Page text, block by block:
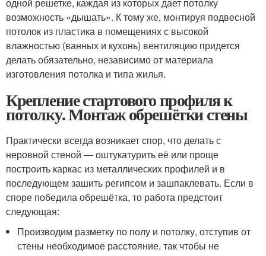
одной решетке, каждая из которых дает потолку
возможность «дышать». К тому же, монтируя подвесной
потолок из пластика в помещениях с высокой
влажностью (ванных и кухонь) вентиляцию придется
делать обязательно, независимо от материала
изготовления потолка и типа жилья.
Крепление стартового профиля к
потолку. Монтаж обрешётки стены
Практически всегда возникает спор, что делать с
неровной стеной — оштукатурить её или проще
построить каркас из металлических профилей и в
последующем зашить регипсом и зашпаклевать. Если в
споре победила обрешётка, то работа предстоит
следующая:
Производим разметку по полу и потолку, отступив от
стены необходимое расстояние, так чтобы не